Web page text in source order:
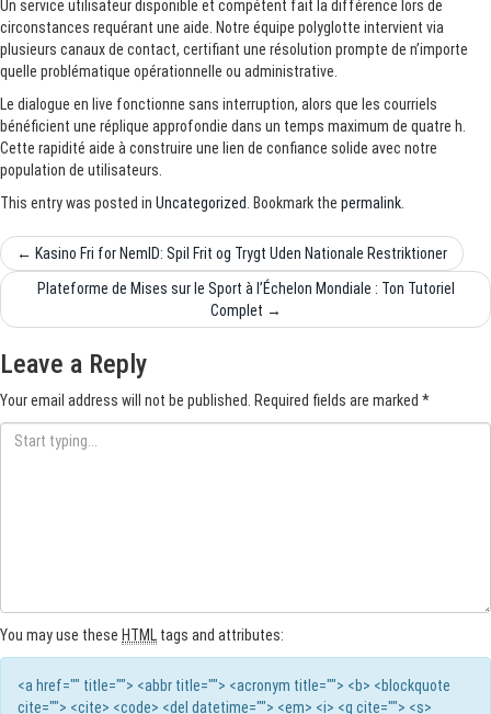
Un service utilisateur disponible et compétent fait la différence lors de
circonstances requérant une aide. Notre équipe polyglotte intervient via
plusieurs canaux de contact, certifiant une résolution prompte de n’importe
quelle problématique opérationnelle ou administrative.
Le dialogue en live fonctionne sans interruption, alors que les courriels
bénéficient une réplique approfondie dans un temps maximum de quatre h.
Cette rapidité aide à construire une lien de confiance solide avec notre
population de utilisateurs.
This entry was posted in Uncategorized . Bookmark the permalink
Post
navigation
← Kasino Fri for NemID: Spil Frit og Trygt Uden Nationale Restriktioner
Plateforme de Mises sur le Sport à l’Échelon Mondiale : Ton Tutoriel
Complet →
Leave a Reply
Your email address will not be published. Required fields are marked *
You may use these HTML tags and attributes:
<a href="" title=""> <abbr title=""> <acronym title=""> <b> <blockquote
cite=""> <cite> <code> <del datetime=""> <em> <i> <q cite=""> <s>